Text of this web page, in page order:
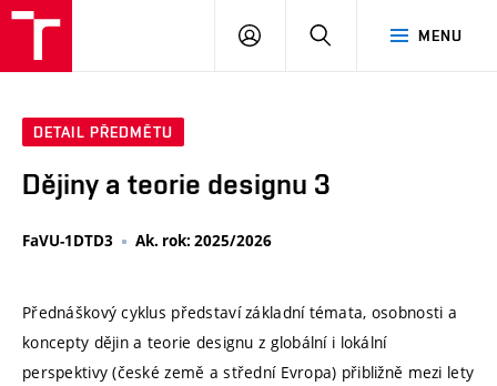
MENU
PŘIHLÁSIT
DETAIL PŘEDMĚTU
Dějiny a teorie designu 3
FaVU-1DTD3 Ak. rok: 2025/2026
Přednáškový cyklus představí základní témata, osobnosti a
koncepty dějin a teorie designu z globální i lokální
perspektivy (české země a střední Evropa) přibližně mezi lety